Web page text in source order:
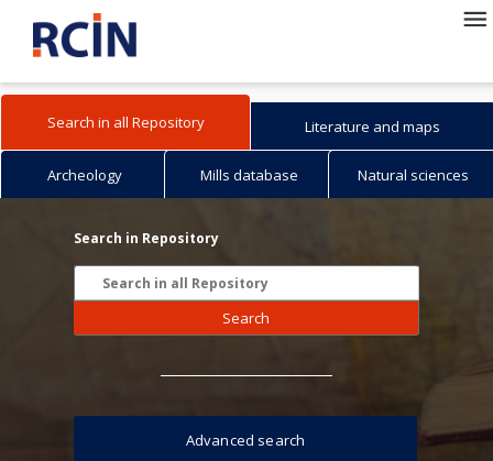
Search in all Repository Literature and maps
Archeology Mills database Natural sciences
Search in Repository
Search
Advanced search